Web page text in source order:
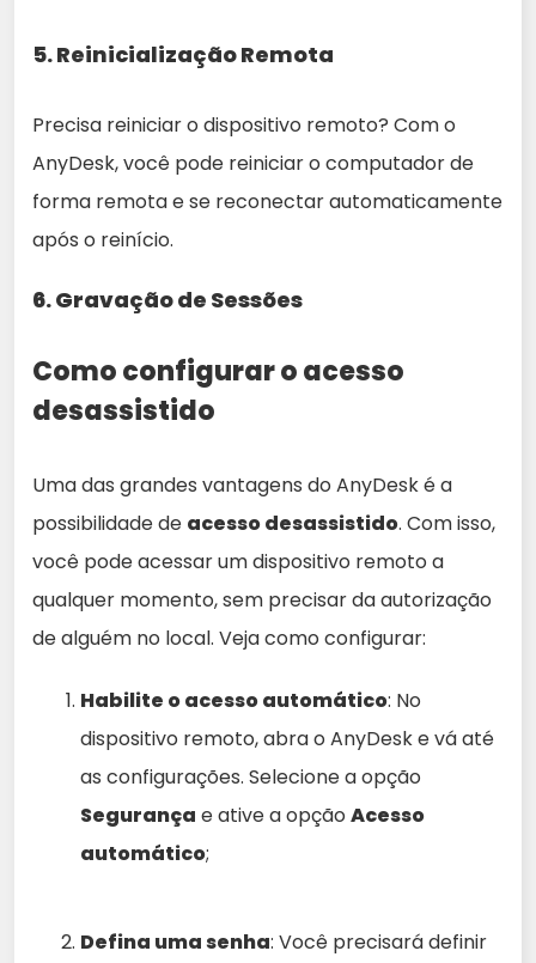
5.Reinicialização Remota
Precisa reiniciar o dispositivo remoto? Com o
AnyDesk, você pode reiniciar o computador de
forma remota e se reconectar automaticamente
após o reinício.
6.Gravação de Sessões
Como configurar o acesso
desassistido
Uma das grandes vantagens do AnyDesk é a
possibilidade de acesso desassistido. Com isso,
você pode acessar um dispositivo remoto a
qualquer momento, sem precisar da autorização
de alguém no local. Veja como configurar:
Habilite o acesso automático: No
dispositivo remoto, abra o AnyDesk e vá até
as configurações. Selecione a opção
Segurança e ative a opção Acesso
automático;
Defina uma senha: Você precisará definir